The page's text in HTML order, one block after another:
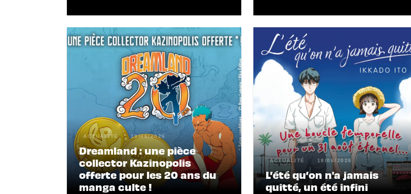
ACTUALITÉ 19/06/2026
Dreamland : une pièce
collector Kazinopolis
offerte pour les 20 ans du
manga culte !
ACTUALITÉ 18/06/2026
L’été qu’on n'a jamais
quitté, un été infini